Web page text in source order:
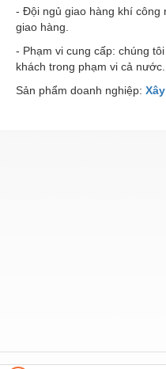
- Đội ngủ giao hàng khí công
giao hàng.
- Phạm vi cung cấp: chúng
khách trong phạm vi cả nước.
Sản phẩm doanh nghiệp: